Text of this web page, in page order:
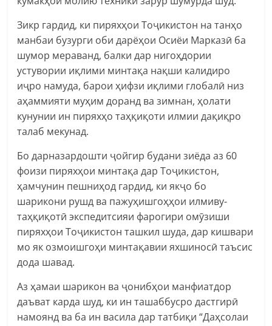
Зикр гардид, ки пиряхҳои Тоҷикистон на танҳо
манбаи бузурги оби дарёҳои Осиёи Марказӣ ба
шумор мераванд, балки дар нигоҳдории
устувории иқлими минтақа нақши калидиро
иҷро намуда, барои ҳифзи иқлими глобалӣ низ
аҳаммияти муҳим доранд ва зимнан, ҳолати
кунунии ин пиряхҳо таҳқиқоти илмии дақиқро
талаб мекунад.
Бо дарназардошти ҷойгир будани зиёда аз 60
фоизи пиряхҳои минтақа дар Тоҷикистон,
ҳамчунин пешниҳод гардид, ки якҷо бо
шарикони рушд ва пажуҳишгоҳҳои илмиву-
таҳқиқотӣ экспедитсияи фарогири омӯзиши
пиряхҳои Тоҷикистон ташкил шуда, дар кишвари
мо як озмоишгоҳи минтақавии яхшиносӣ таъсис
дода шавад.
Аз ҳамаи шарикон ва ҷонибҳои манфиатдор
даъват карда шуд, ки ин ташаббусро дастгирӣ
намоянд ва ба ин васила дар татбиқи “Даҳсолаи